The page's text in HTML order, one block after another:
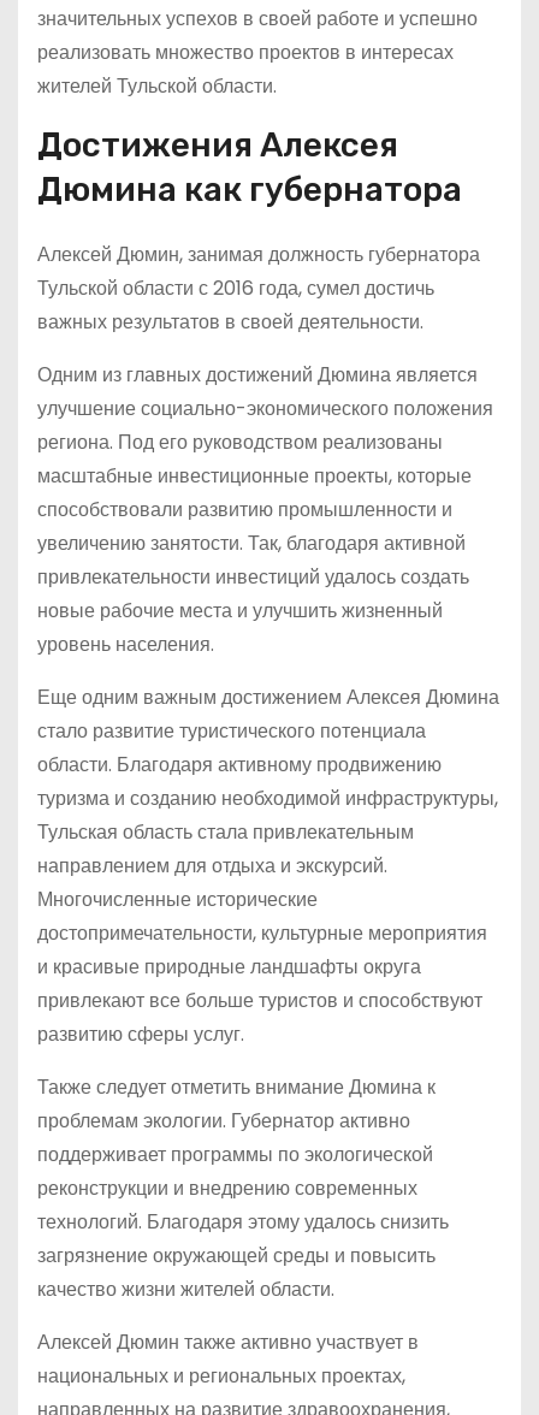
значительных успехов в своей работе и успешно
реализовать множество проектов в интересах
жителей Тульской области.
Достижения Алексея
Дюмина как губернатора
Алексей Дюмин, занимая должность губернатора
Тульской области с 2016 года, сумел достичь
важных результатов в своей деятельности.
Одним из главных достижений Дюмина является
улучшение социально-экономического положения
региона. Под его руководством реализованы
масштабные инвестиционные проекты, которые
способствовали развитию промышленности и
увеличению занятости. Так, благодаря активной
привлекательности инвестиций удалось создать
новые рабочие места и улучшить жизненный
уровень населения.
Еще одним важным достижением Алексея Дюмина
стало развитие туристического потенциала
области. Благодаря активному продвижению
туризма и созданию необходимой инфраструктуры,
Тульская область стала привлекательным
направлением для отдыха и экскурсий.
Многочисленные исторические
достопримечательности, культурные мероприятия
и красивые природные ландшафты округа
привлекают все больше туристов и способствуют
развитию сферы услуг.
Также следует отметить внимание Дюмина к
проблемам экологии. Губернатор активно
поддерживает программы по экологической
реконструкции и внедрению современных
технологий. Благодаря этому удалось снизить
загрязнение окружающей среды и повысить
качество жизни жителей области.
Алексей Дюмин также активно участвует в
национальных и региональных проектах,